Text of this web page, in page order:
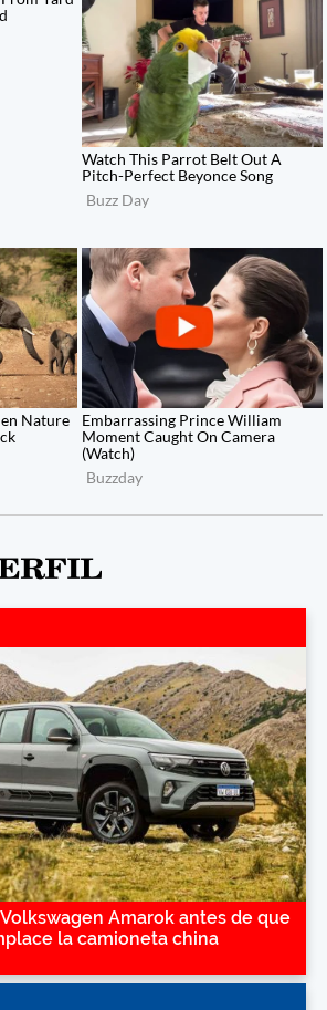
Amarok antes de que
la camioneta china